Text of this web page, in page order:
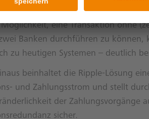
Stelle bedarf, die jede einzelne
eine Transaktion ohne
Banken durchführen zu
zu heutigen Systemen – deutlich
beinhaltet die Ripple-Lösung
und Zahlungsstrom und stellt
der Zahlungsvorgänge
sicher.